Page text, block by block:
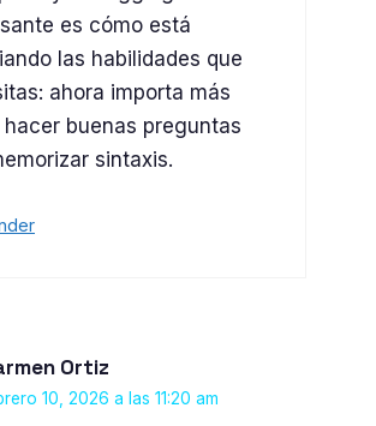
es cómo está
las habilidades que
ahora importa más
hacer buenas preguntas
sintaxis.
Ortiz
10, 2026 a las 11:20 am